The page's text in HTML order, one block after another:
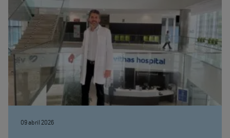
09 abril 2026